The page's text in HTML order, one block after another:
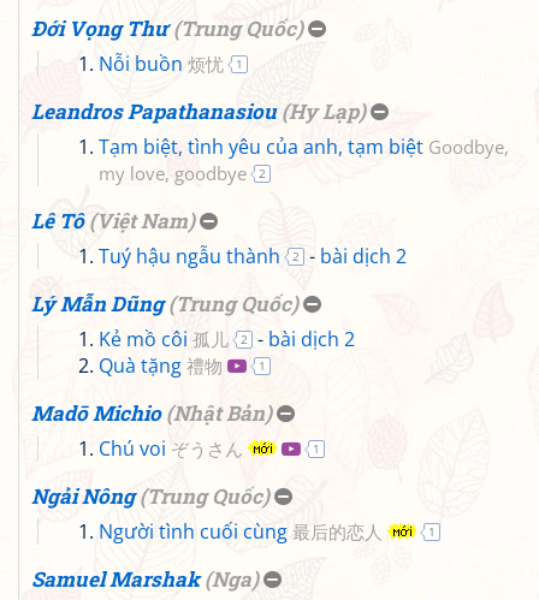
Đới Vọng Thư (Trung Quốc)
Nỗi buồn 烦忧 1
Leandros Papathanasiou (Hy Lạp)
Tạm biệt, tình yêu của anh, tạm biệt Goodbye,
my love, goodbye
2
Lê Tô (Việt Nam)
Tuý hậu ngẫu thành 2 - bài dịch 2
Lý Mẫn Dũng (Trung Quốc)
Kẻ mồ côi 孤儿 2 - bài dịch 2
Quà tặng 禮物 1
Madō Michio (Nhật Bản)
Chú voi ぞうさん 1
Ngải Nông (Trung Quốc)
Người tình cuối cùng 最后的恋人 1
Samuel Marshak (Nga)